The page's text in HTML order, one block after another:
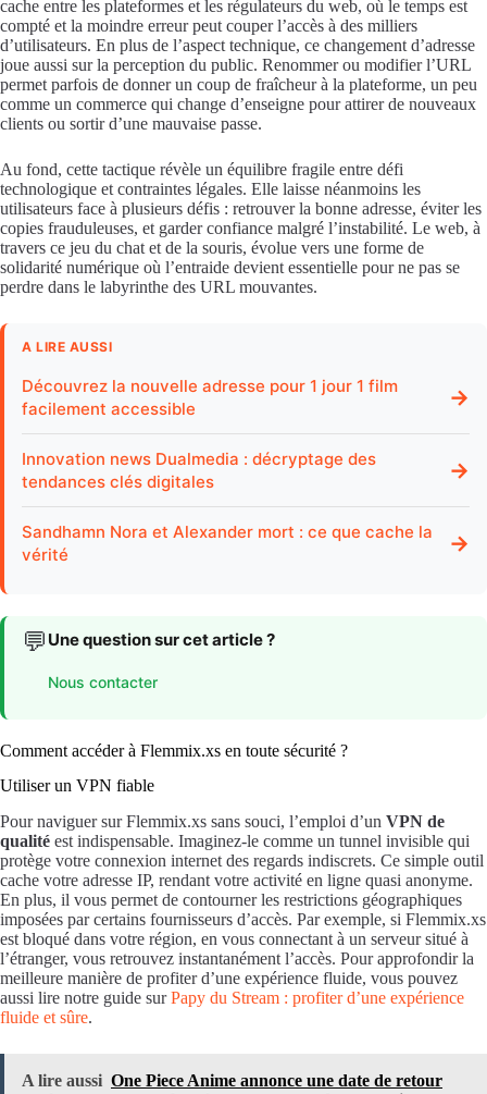
cache entre les plateformes et les régulateurs du web, où le temps est
compté et la moindre erreur peut couper l’accès à des milliers
d’utilisateurs. En plus de l’aspect technique, ce changement d’adresse
joue aussi sur la perception du public. Renommer ou modifier l’URL
permet parfois de donner un coup de fraîcheur à la plateforme, un peu
comme un commerce qui change d’enseigne pour attirer de nouveaux
clients ou sortir d’une mauvaise passe.
Au fond, cette tactique révèle un équilibre fragile entre défi
technologique et contraintes légales. Elle laisse néanmoins les
utilisateurs face à plusieurs défis : retrouver la bonne adresse, éviter les
copies frauduleuses, et garder confiance malgré l’instabilité. Le web, à
travers ce jeu du chat et de la souris, évolue vers une forme de
solidarité numérique où l’entraide devient essentielle pour ne pas se
perdre dans le labyrinthe des URL mouvantes.
A LIRE AUSSI
Découvrez la nouvelle adresse pour 1 jour 1 film
facilement accessible
→
Innovation news Dualmedia : décryptage des
tendances clés digitales
→
Sandhamn Nora et Alexander mort : ce que cache la
vérité
→
💬 Une question sur cet article ?
Nous contacter
Comment accéder à Flemmix.xs en toute sécurité ?
Utiliser un VPN fiable
Pour naviguer sur Flemmix.xs sans souci, l’emploi d’un VPN de
qualité est indispensable. Imaginez-le comme un tunnel invisible qui
protège votre connexion internet des regards indiscrets. Ce simple outil
cache votre adresse IP, rendant votre activité en ligne quasi anonyme.
En plus, il vous permet de contourner les restrictions géographiques
imposées par certains fournisseurs d’accès. Par exemple, si Flemmix.xs
est bloqué dans votre région, en vous connectant à un serveur situé à
l’étranger, vous retrouvez instantanément l’accès. Pour approfondir la
meilleure manière de profiter d’une expérience fluide, vous pouvez
aussi lire notre guide surPapy du Stream : profiter d’une expérience
fluide et sûre.
A lire aussi One Piece Anime annonce une date de retour